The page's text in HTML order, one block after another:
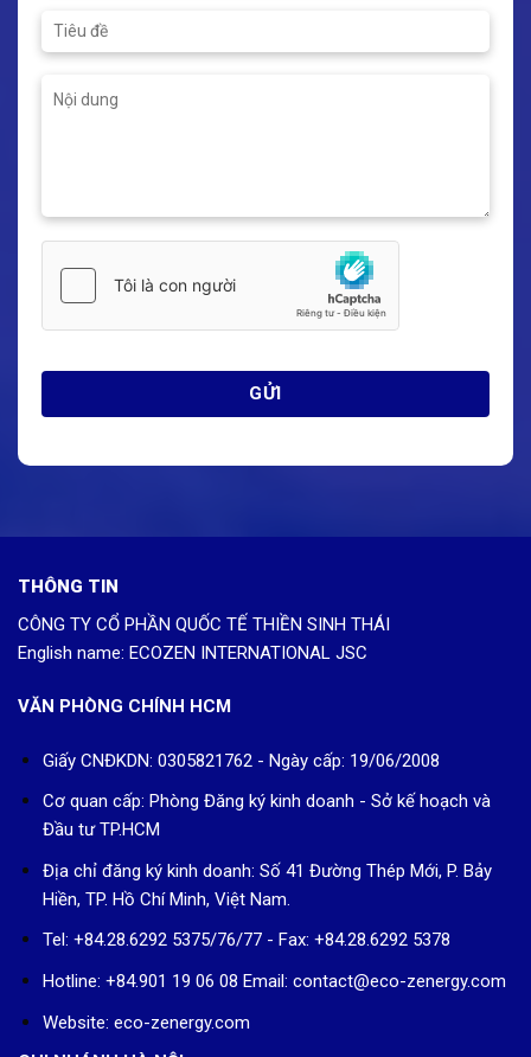
THÔNG TIN
CÔNG TY CỔ PHẦN QUỐC TẾ THIỀN SINH THÁI
English name: ECOZEN INTERNATIONAL JSC
VĂN PHÒNG CHÍNH HCM
Giấy CNĐKDN: 0305821762 - Ngày cấp: 19/06/2008
Cơ quan cấp: Phòng Đăng ký kinh doanh - Sở kế hoạch và
Đầu tư TP.HCM
Địa chỉ đăng ký kinh doanh: Số 41 Đường Thép Mới, P. Bảy
Hiền, TP. Hồ Chí Minh, Việt Nam.
Tel: +84.28.6292 5375/76/77 - Fax: +84.28.6292 5378
Hotline: +84.901 19 06 08 Email: contact@eco-zenergy.com
Website: eco-zenergy.com